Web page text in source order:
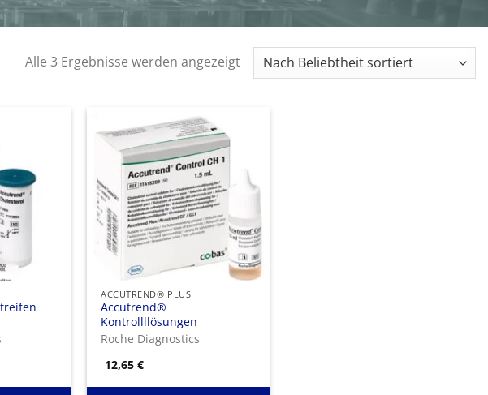
Alle 3 Ergebnisse werden angezeigtNach
Beliebtheit
ACCUTREND® PLUS
Accutrend®
Kontrollllösungen
Roche Diagnostics
12,65€